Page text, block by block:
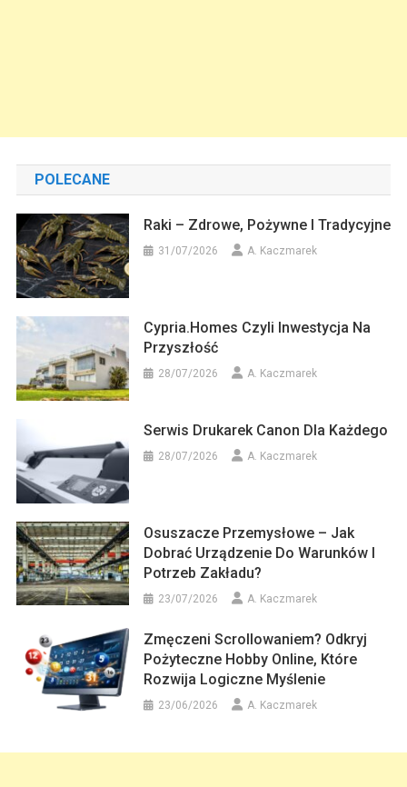
POLECANE
Raki – Zdrowe, Pożywne I Tradycyjne
31/07/2026 A. Kaczmarek
Cypria.homes Czyli Inwestycja Na
Przyszłość
28/07/2026 A. Kaczmarek
Serwis Drukarek Canon Dla Każdego
28/07/2026 A. Kaczmarek
Osuszacze Przemysłowe – Jak
Dobrać Urządzenie Do Warunków I
Potrzeb Zakładu?
23/07/2026 A. Kaczmarek
Zmęczeni Scrollowaniem? Odkryj
Pożyteczne Hobby Online, Które
Rozwija Logiczne Myślenie
23/06/2026 A. Kaczmarek